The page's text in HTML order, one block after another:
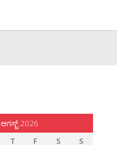
ಆಗಸ್ಟ್ 2026
T F S S